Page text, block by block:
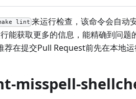
lint 来运行检查，该命令会自动
能获取更多的信息，能精确到问
荐在提交Pull Request前先在本地
misspell-